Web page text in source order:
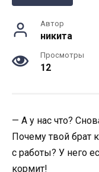
Автор
никита
Просмотры
12
— А у нас что?
Почему твой брат
с работы? У него
кормит!